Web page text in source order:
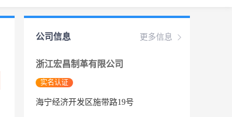
更多信息
公司信息
浙江宏昌制革有限公司
实名认证
海宁经济开发区施带路19号